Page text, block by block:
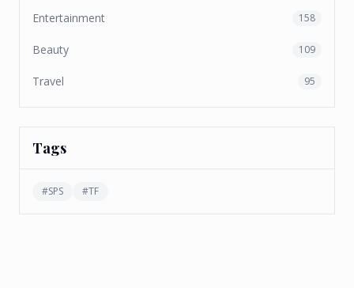
Entertainment 158
Beauty 109
Travel 95
Tags
#SPS #TF